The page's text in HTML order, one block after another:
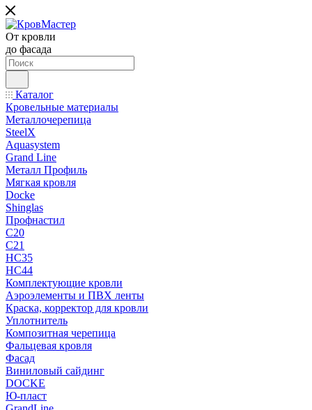
От кровли
до фасада
Каталог
Кровельные материалы
Металлочерепица
SteelX
Aquasystem
Grand Line
Металл Профиль
Мягкая кровля
Docke
Shinglas
Профнастил
C20
C21
НС35
НС44
Комплектующие кровли
Аэроэлементы и ПВХ ленты
Краска, корректор для кровли
Уплотнитель
Композитная черепица
Фальцевая кровля
Фасад
Виниловый сайдинг
DOCKE
Ю-пласт